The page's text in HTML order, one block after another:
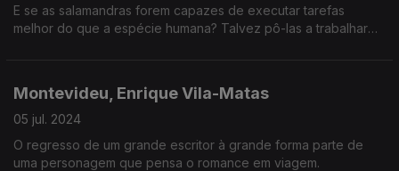
E se as salamandras forem capazes de executar tarefas
melhor do que a espécie humana? Talvez pô-las a trabalhar
Montevideu, Enrique Vila-Matas
05 jul. 2024
O regresso de um grande escritor à grande forma parte de
uma personagem que pensa o romance em viagem.